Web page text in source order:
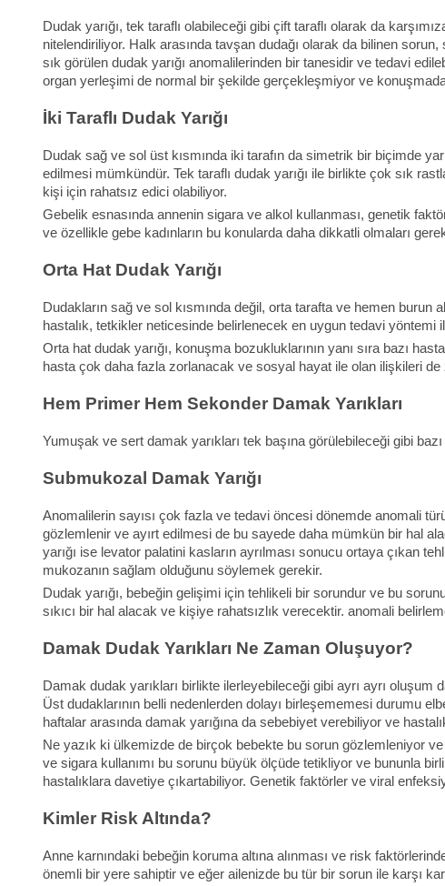
Dudak yarığı, tek taraflı olabileceği gibi çift taraflı olarak da
nitelendiriliyor. Halk arasında tavşan dudağı olarak da bilinen
sık görülen dudak yarığı anomalilerinden bir tanesidir ve tedavi
organ yerleşimi de normal bir şekilde gerçekleşmiyor ve
İki Taraflı Dudak Yarığı
Dudak sağ ve sol üst kısmında iki tarafın da simetrik bir biçimde
edilmesi mümkündür. Tek taraflı dudak yarığı ile birlikte çok sık
kişi için rahatsız edici olabiliyor.
Gebelik esnasında annenin sigara ve alkol kullanması, genetik
ve özellikle gebe kadınların bu konularda daha dikkatli olmaları
Orta Hat Dudak Yarığı
Dudakların sağ ve sol kısmında değil, orta tarafta ve hemen
hastalık, tetkikler neticesinde belirlenecek en uygun tedavi
Orta hat dudak yarığı, konuşma bozukluklarının yanı sıra bazı
hasta çok daha fazla zorlanacak ve sosyal hayat ile olan ilişkileri de
Hem Primer Hem Sekonder Damak Yarıkları
Yumuşak ve sert damak yarıkları tek başına görülebileceği gibi
Submukozal Damak Yarığı
Anomalilerin sayısı çok fazla ve tedavi öncesi dönemde anomali
gözlemlenir ve ayırt edilmesi de bu sayede daha mümkün bir hal
yarığı ise levator palatini kasların ayrılması sonucu ortaya çıkan
mukozanın sağlam olduğunu söylemek gerekir.
Dudak yarığı, bebeğin gelişimi için tehlikeli bir sorundur ve bu
sıkıcı bir hal alacak ve kişiye rahatsızlık verecektir. anomali
Damak Dudak Yarıkları Ne Zaman Oluşuyor?
Damak dudak yarıkları birlikte ilerleyebileceği gibi ayrı ayrı oluşum
Üst dudaklarının belli nedenlerden dolayı birleşememesi durumu
haftalar arasında damak yarığına da sebebiyet verebiliyor ve
Ne yazık ki ülkemizde de birçok bebekte bu sorun gözlemleniyor
ve sigara kullanımı bu sorunu büyük ölçüde tetikliyor ve bununla
hastalıklara davetiye çıkartabiliyor. Genetik faktörler ve viral
Kimler Risk Altında?
Anne karnındaki bebeğin koruma altına alınması ve risk
önemli bir yere sahiptir ve eğer ailenizde bu tür bir sorun ile karşı